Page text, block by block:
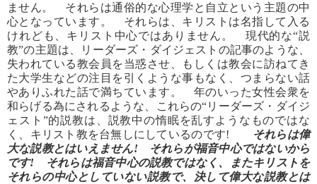
ません。 それらは通俗的な心理学と自立という主題の中
心となっています。 それらは、キリストは名指して入る
けれども、キリスト中心ではありません。 現代的な“説
教”の主題は、リーダーズ・ダイジェストの記事のような、
失われている教会員を当惑させ、もしくは教会に訪ねてき
た大学生などの注目を引くような事もなく、つまらない話
やありふれた話で満ちています。 年のいった女性会衆を
和らげる為にされるような、これらの“リーダーズ・ダイジ
ェスト”的説教は、説教中の惰眠を乱すようなものではな
く、キリスト教を台無しにしているのです!
それらは偉
大な説教とはいえません! それらが福音中心ではないから
です! それらは福音中心の説教ではなく、またキリストを
それらの中心としていない説教で、決して偉大な説教とは